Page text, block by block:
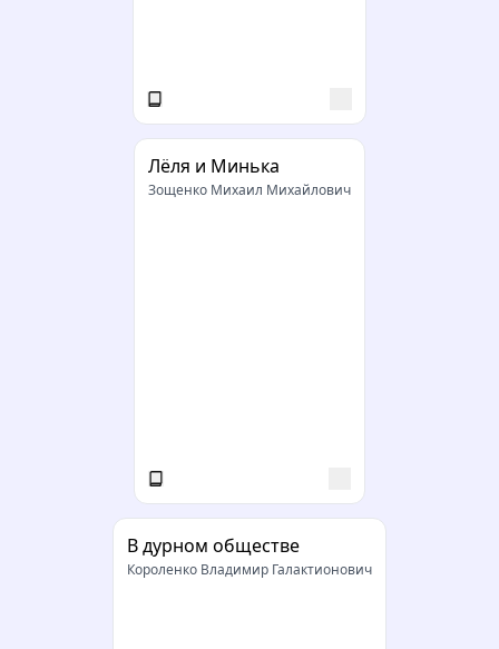
Лёля и Минька
Зощенко Михаил Михайлович
В дурном обществе
Короленко Владимир Галактионович